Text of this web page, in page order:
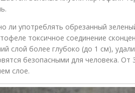
ли употреблять обрезанный
токсичное соединение
слой более глубоко (до 1 см),
безопасными для человека. От
слое.